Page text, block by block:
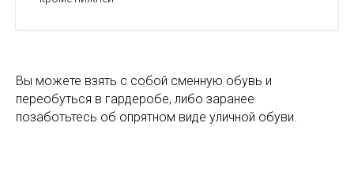
Вы можете взять с собой сменную обувь и
переобуться в гардеробе, либо заранее
позаботьтесь об опрятном виде уличной обуви.